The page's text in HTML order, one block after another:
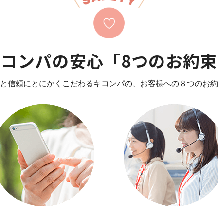
ンパの安心「8つのお約
信頼にとにかくこだわるキコンパの、 お客様への８つのお